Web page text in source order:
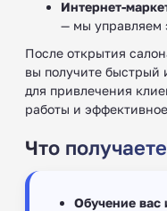
Интернет-
— мы управляем
После открытия
вы получите быстрый
для привлечения
работы и
Что
Обучение вас